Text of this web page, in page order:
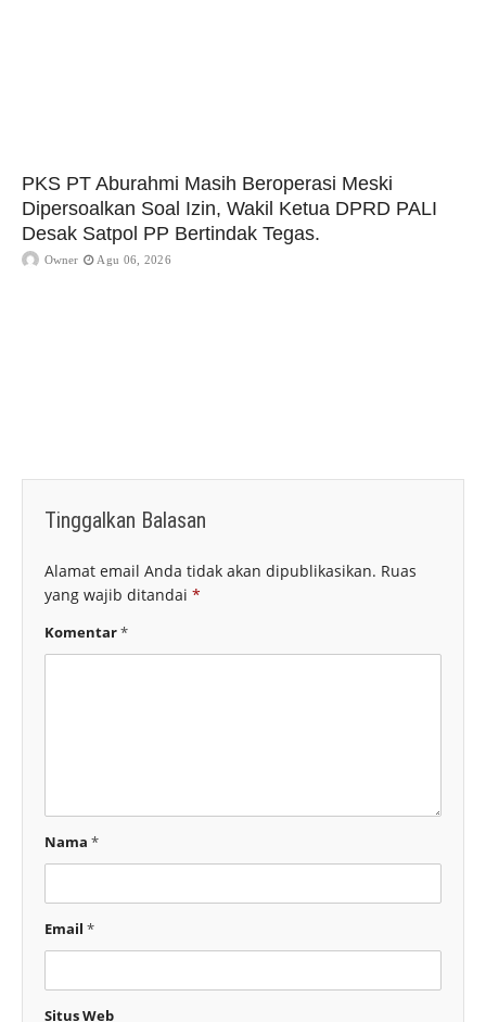
PKS PT Aburahmi Masih Beroperasi Meski
Dipersoalkan Soal Izin, Wakil Ketua DPRD PALI
Desak Satpol PP Bertindak Tegas.
Owner Agu 06, 2026
Tinggalkan Balasan
Alamat email Anda tidak akan dipublikasikan. Ruas
yang wajib ditandai *
Komentar*
Nama *
Email *
Situs Web